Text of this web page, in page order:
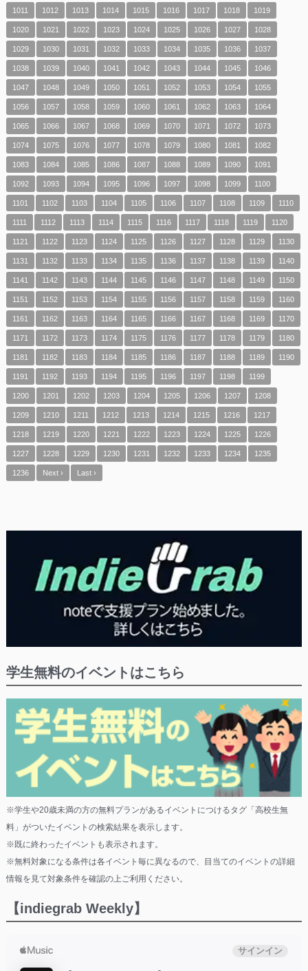
1011 1012 1013 1014 1015 1016 1017 1018 1019
1020 1021 1022 1023 1024 1025 1026 1027 1028
1029 1030 1031 1032 1033 1034 1035 1036 1037
1038 1039 1040 1041 1042 1043 1044 1045 1046
1047 1048 1049 1050 1051 1052 1053 1054 1055
1056 1057 1058 1059 1060 1061 1062 1063 1064
1065 1066 1067 1068 1069 1070 1071 1072 1073
1074 1075 1076 1077 1078 1079 1080 1081 1082
1083 1084 1085 1086 1087 1088 1089 1090 1091
1092 1093 1094 1095 1096 1097 1098 1099 1100
1101 1102 1103 1104 1105 1106 1107 1108 1109 1110
1111 1112 1113 1114 1115 1116 1117 1118 1119 1120
1121 1122 1123 1124 1125 1126 1127 1128 1129 1130
1131 1132 1133 1134 1135 1136 1137 1138 1139 1140
1141 1142 1143 1144 1145 1146 1147 1148 1149 1150
1151 1152 1153 1154 1155 1156 1157 1158 1159 1160
1161 1162 1163 1164 1165 1166 1167 1168 1169 1170
1171 1172 1173 1174 1175 1176 1177 1178 1179 1180
1181 1182 1183 1184 1185 1186 1187 1188 1189 1190
1191 1192 1193 1194 1195 1196 1197 1198 1199
1200 1201 1202 1203 1204 1205 1206 1207 1208
1209 1210 1211 1212 1213 1214 1215 1216 1217
1218 1219 1220 1221 1222 1223 1224 1225 1226
1227 1228 1229 1230 1231 1232 1233 1234 1235
1236 Next › Last ›
学生無料のイベントはこちら
※学生や20歳未満の方の無料プランがあるイベントにつけるタグ「高校生無
料」がついたイベントの検索結果を表示します。
※既に終わったイベントも表示されます。
※無料対象になる条件は各イベント毎に異なるので、目当てのイベントの詳細
情報を見て対象条件を確認の上ご利用ください。
【indiegrab Weekly】